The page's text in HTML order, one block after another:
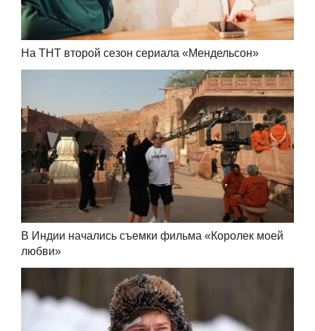
На ТНТ второй сезон сериала «Мендельсон»
В Индии начались съемки фильма «Королек моей
любви»